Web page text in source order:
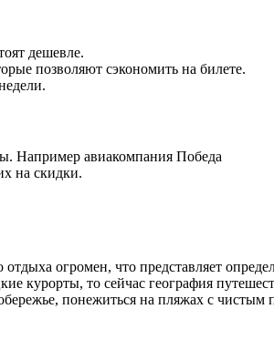
дешевле.
позволяют сэкономить на билете.
Например авиакомпания Победа
на скидки.
огромен, что представляет
курорты, то сейчас география
понежиться на пляжах с